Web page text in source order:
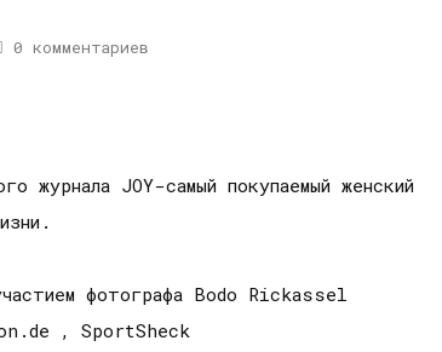
0 комментариев
журнала JOY-самый покупаемый женский
фотографа Bodo Rickassel
, SportSheck